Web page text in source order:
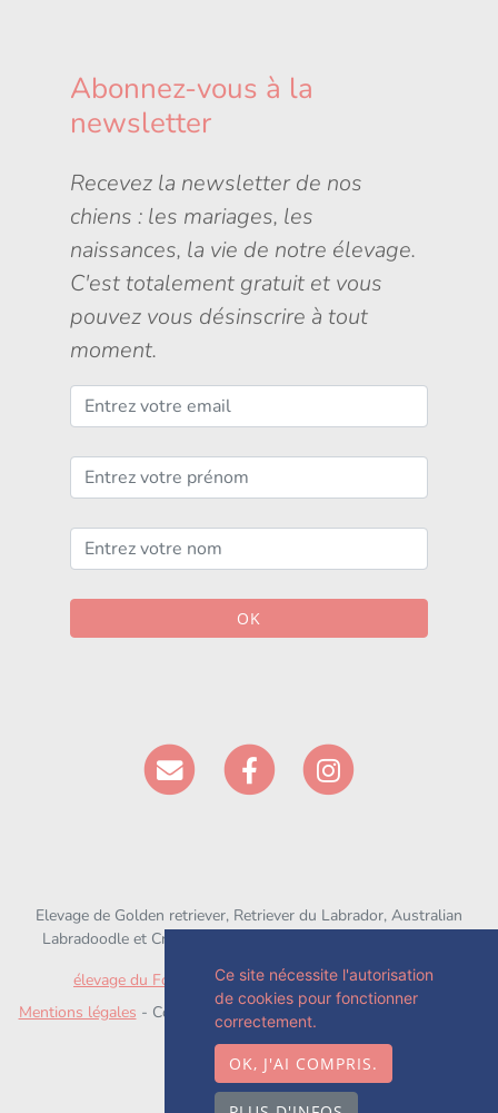
Abonnez-vous à la
newsletter
Recevez la newsletter de nos
chiens : les mariages, les
naissances, la vie de notre élevage.
C'est totalement gratuit et vous
pouvez vous désinscrire à tout
moment.
OK
Elevage de Golden retriever, Retriever du Labrador, Australian
Labradoodle et Croisé depuis 1994 situé en Seine-et-Marne
élevage du Fond de la Noye surchien-et-chiot.com
Mentions légales - Copyright© élevage du Fond de la Noye 2026 -
Site créé avec
WeBreed
Ce site nécessite l'autorisation
de cookies pour fonctionner
correctement.
OK, J'AI COMPRIS.